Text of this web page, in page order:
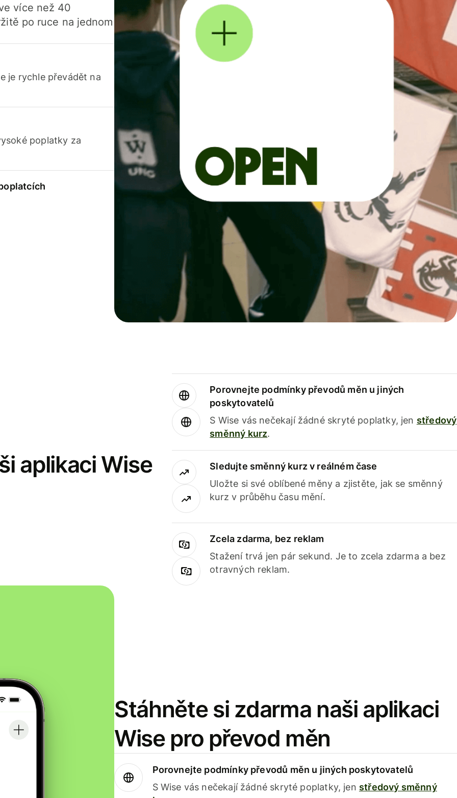
více než 40
po ruce na jednom
je rychle převádět na
poplatky za
aplikaci Wise
Porovnejte podmínky převodů měn u jiných
poskytovatelů
S Wise vás nečekají žádné skryté poplatky, jen středový
směnný kurz.
Sledujte směnný kurz v reálném čase
Uložte si své oblíbené měny a zjistěte, jak se směnný
kurz v průběhu času mění.
Zcela zdarma, bez reklam
Stažení trvá jen pár sekund. Je to zcela zdarma a bez
otravných reklam.
Stáhněte si zdarma naši aplikaci
Wise pro převod měn
Porovnejte podmínky převodů měn u jiných poskytovatelů
S Wise vás nečekají žádné skryté poplatky, jen středový směnný